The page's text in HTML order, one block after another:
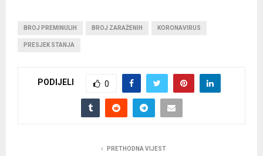
BROJ PREMINULIH BROJ ZARAŽENIH KORONAVIRUS
PRESJEK STANJA
PODIJELI 0
PRETHODNA VIJEST